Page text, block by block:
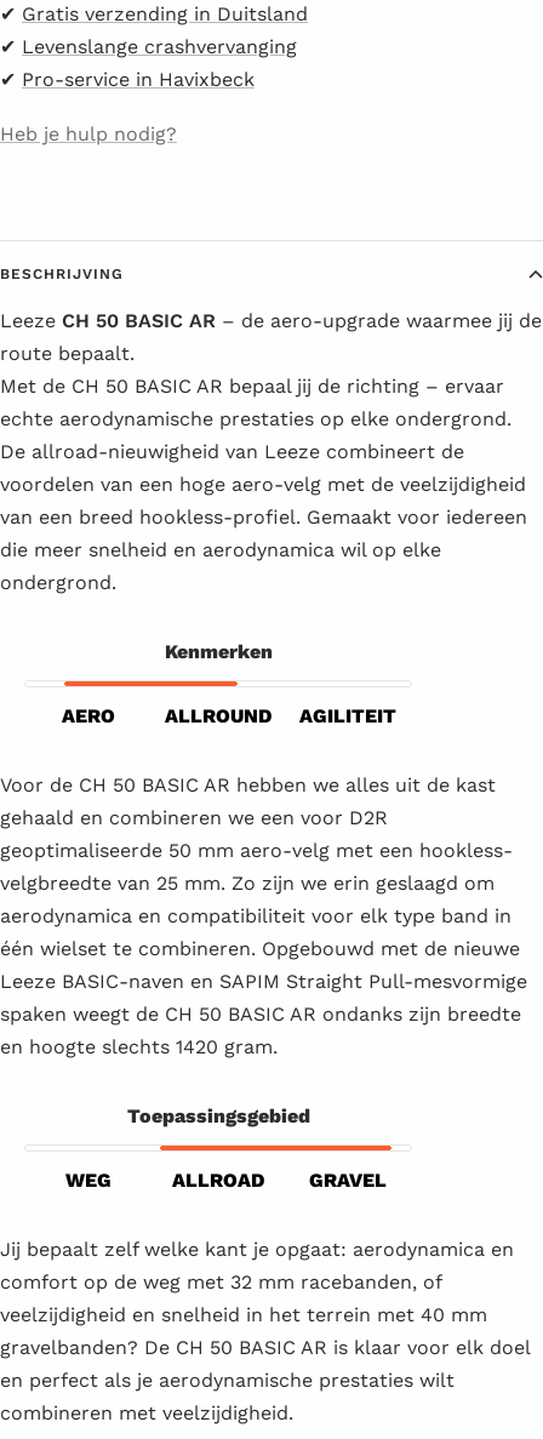
✔︎ Gratis verzending in Duitsland
✔︎ Levenslange crashvervanging
✔︎ Pro-service in Havixbeck
Heb je hulp nodig?
BESCHRIJVING
Leeze CH 50 BASIC AR – de aero-upgrade waarmee jij de
route bepaalt.
Met de CH 50 BASIC AR bepaal jij de richting – ervaar
echte aerodynamische prestaties op elke ondergrond.
De allroad-nieuwigheid van Leeze combineert de
voordelen van een hoge aero-velg met de veelzijdigheid
van een breed hookless-profiel. Gemaakt voor iedereen
die meer snelheid en aerodynamica wil op elke
ondergrond.
Kenmerken
AERO ALLROUND AGILITEIT
Voor de CH 50 BASIC AR hebben we alles uit de kast
gehaald en combineren we een voor D2R
geoptimaliseerde 50 mm aero-velg met een hookless-
velgbreedte van 25 mm. Zo zijn we erin geslaagd om
aerodynamica en compatibiliteit voor elk type band in
één wielset te combineren. Opgebouwd met de nieuwe
Leeze BASIC-naven en SAPIM Straight Pull-mesvormige
spaken weegt de CH 50 BASIC AR ondanks zijn breedte
en hoogte slechts 1420 gram.
Toepassingsgebied
WEG ALLROAD GRAVEL
Jij bepaalt zelf welke kant je opgaat: aerodynamica en
comfort op de weg met 32 mm racebanden, of
veelzijdigheid en snelheid in het terrein met 40 mm
gravelbanden? De CH 50 BASIC AR is klaar voor elk doel
en perfect als je aerodynamische prestaties wilt
combineren met veelzijdigheid.